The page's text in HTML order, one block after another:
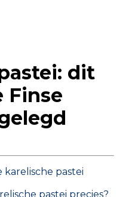
dit
Finse
karelische pastei
pastei precies?